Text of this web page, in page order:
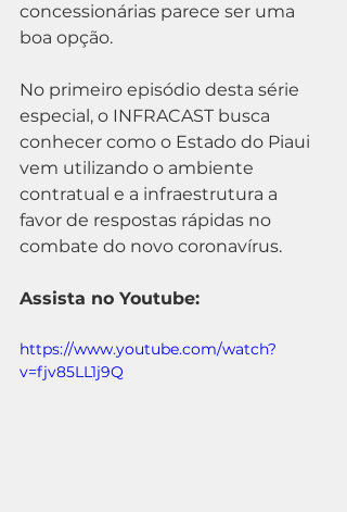
concessionárias parece ser uma
boa opção.
No primeiro episódio desta série
especial, o INFRACAST busca
conhecer como o Estado do Piaui
vem utilizando o ambiente
contratual e a infraestrutura a
favor de respostas rápidas no
combate do novo coronavírus.
Assista no Youtube:
https://www.youtube.com/watch?
v=fjv85LL1j9Q